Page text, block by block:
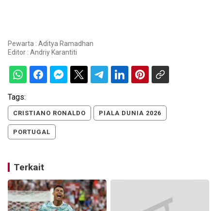
Pewarta : Aditya Ramadhan
Editor : Andriy Karantiti
Tags:
CRISTIANO RONALDO PIALA DUNIA 2026
PORTUGAL
Terkait